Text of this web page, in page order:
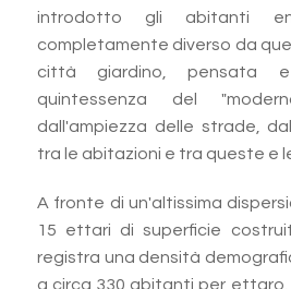
introdotto gli abitanti
completamente diverso da
città giardino, pensata
quintessenza del
dall'ampiezza delle strade,
tra le abitazioni e tra queste e
A fronte di un'altissima
15 ettari di superficie
registra una densità
a circa 330 abitanti per